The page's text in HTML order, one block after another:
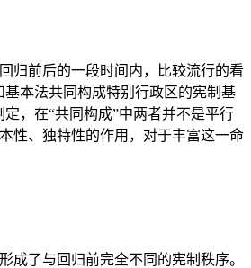
归前后的一段时间内，比较流行的看
本法共同构成特别行政区的宪制基
，在“共同构成”中两者并不是平行
性、独特性的作用，对于丰富这一命
了与回归前完全不同的宪制秩序。